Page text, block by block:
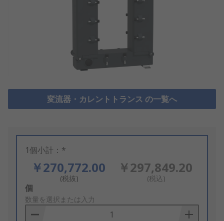
変流器・カレントトランス の一覧へ
1個小計：*
￥270,772.00
(税抜)
￥297,849.20
(税込)
Add
to
Basket
個
数量を選択または入力